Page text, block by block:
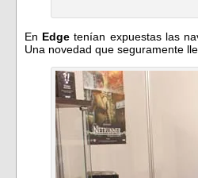
En Edge tenían expuestas las
Una novedad que seguramente